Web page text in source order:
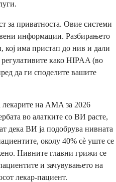
за приватноста. Овие системи
информации. Разбирањето
кој има пристап до нив и дали
како HIPAA (во
да ги споделите вашите
на AMA за 2026
во алатките со ВИ расте,
дека ВИ ја подобрува нивната
околу 40% сè уште се
Нивните главни грижи се
и зачувувањето на
лекар-пациент.